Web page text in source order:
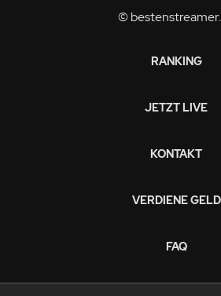
©
RANKING
JETZT LIVE
KONTAKT
VERDIENE GELD
FAQ